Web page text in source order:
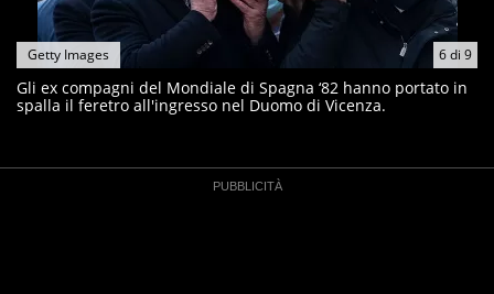
6di 9
Getty Images
Gli ex compagni del Mondiale di Spagna ‘82 hanno portato in
spalla il feretro all'ingresso nel Duomo di Vicenza.